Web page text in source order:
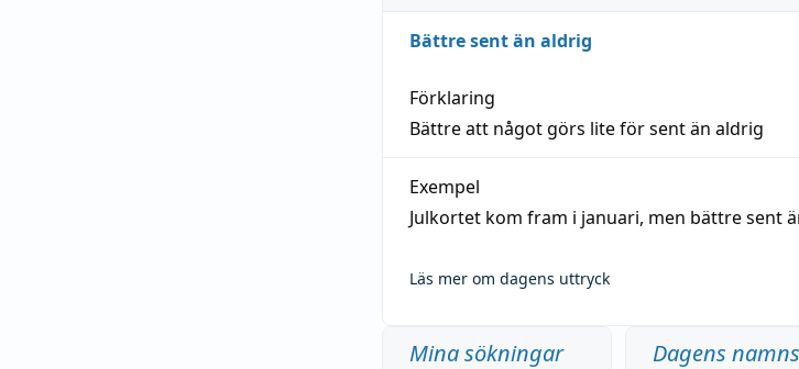
Bättre sent än aldrig
Förklaring
Bättre att något görs lite för sent än aldrig
Exempel
Julkortet kom fram i januari, men bättre sent
Läs mer om dagens uttryck
Mina sökningar Dagens